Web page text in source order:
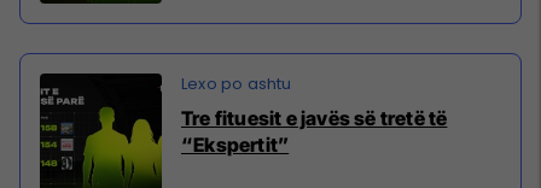
Tre fituesit e javës së tretë të
“Ekspertit”